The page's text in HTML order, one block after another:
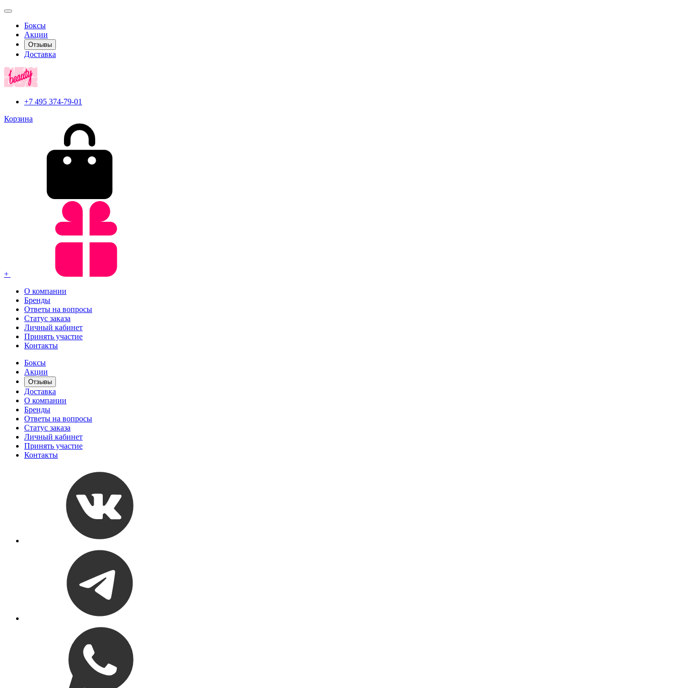
Боксы
Акции
Отзывы
Доставка
+7 495 374-79-01
Корзина
+
О компании
Бренды
Ответы на вопросы
Статус заказа
Личный кабинет
Принять участие
Контакты
Боксы
Акции
Отзывы
Доставка
О компании
Бренды
Ответы на вопросы
Статус заказа
Личный кабинет
Принять участие
Контакты